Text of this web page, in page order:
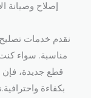
إصلاح وصيانة
نقدم خدمات تصليح
مناسبة. سواء
قطع جديدة، فإن
بكفاءة